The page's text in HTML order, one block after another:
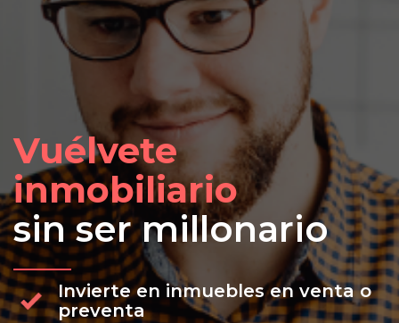
Vuélvete
inmobiliario
sin ser millonario
Invierte en inmuebles en venta o
preventa